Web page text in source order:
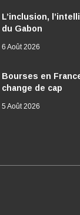
L’inclusion,
du Gabon
6 Août 2026
Bourses en
change de cap
5 Août 2026